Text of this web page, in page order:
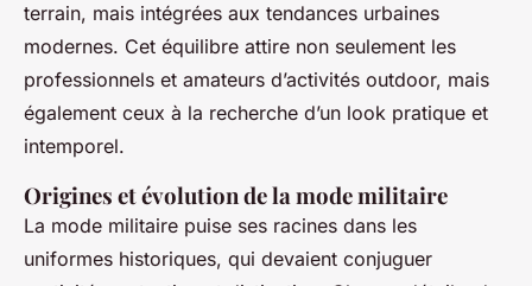
terrain, mais intégrées aux tendances urbaines
modernes. Cet équilibre attire non seulement les
professionnels et amateurs d’activités outdoor, mais
également ceux à la recherche d’un look pratique et
intemporel.
Origines et évolution de la mode militaire
La mode militaire puise ses racines dans les
uniformes historiques, qui devaient conjuguer